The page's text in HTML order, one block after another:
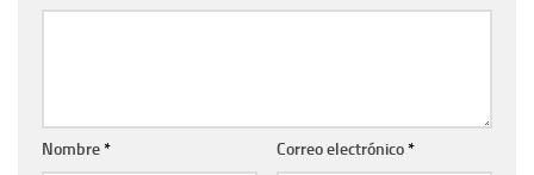
Nombre* Correo electrónico*